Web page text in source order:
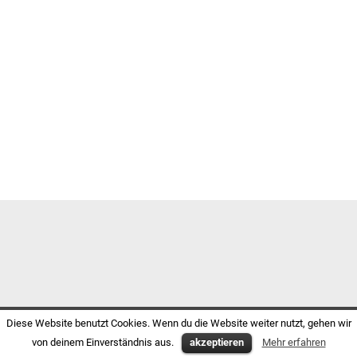
Diese Website benutzt Cookies. Wenn du die Website weiter nutzt, gehen wir
von deinem Einverständnis aus.
akzeptieren Mehr erfahren